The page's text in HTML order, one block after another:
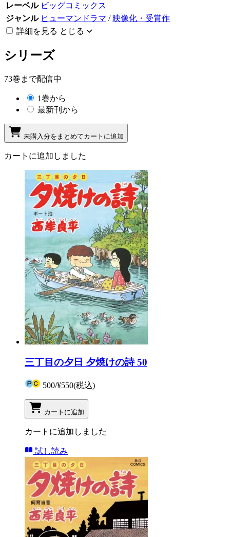
レーベル ビッグコミックス
ジャンル ヒューマンドラマ / 映像化・受賞作
詳細を見る とじる
シリーズ
73巻まで配信中
1巻から
最新刊から
未購入分をまとめてカートに追加
カートに追加しました
三丁目の夕日 夕焼けの詩 50
500/¥550(税込)
カートに追加
カートに追加しました
試し読み